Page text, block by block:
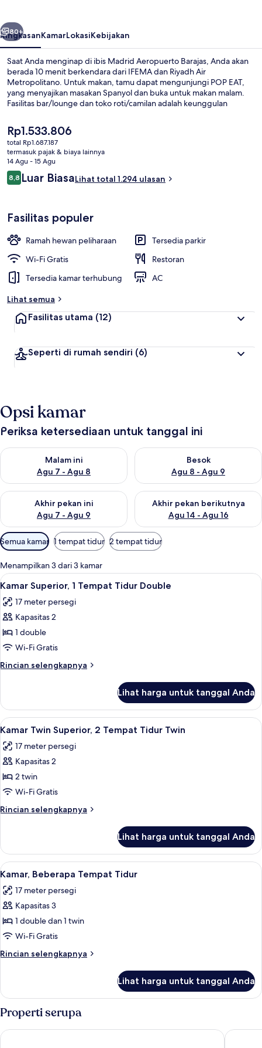
Berikutnya
80+
RingkasanKamarLokasiKebijakan
Saat Anda menginap di ibis Madrid Aeropuerto Barajas, Anda akan
berada 10 menit berkendara dari IFEMA dan Riyadh Air
Metropolitano. Untuk makan, tamu dapat mengunjungi POP EAT,
yang menyajikan masakan Spanyol dan buka untuk makan malam.
Fasilitas bar/lounge dan toko roti/camilan adalah keunggulan
transportasi umum: Stasiun Barajas hanya 10 menit dan Stasiun
Aeropuerto T1-T2-T3 hanya 15 menit.
Harga
saat
ini
Rp1.533.806
Rp1.533.806
total Rp1.687.187
termasuk pajak & biaya lainnya
14 Agu - 15 Agu
Ulasan
8,88,8 dari 10
Luar BiasaLihat total 1.294 ulasan
Fasilitas populer
Ramah hewan peliharaan
Tersedia parkir
Wi-Fi Gratis
Restoran
Tersedia kamar terhubung
AC
Lihat semua
Fasilitas utama (12)
Seperti di rumah sendiri (6)
Opsi kamar
Periksa ketersediaan untuk tanggal ini
Malam ini
Agu 7 - Agu 8
Periksa ketersediaan untuk malam ini Agu 7 - Agu 8
Besok
Agu 8 - Agu 9
Periksa ketersediaan untuk
Akhir pekan ini
Agu 7 - Agu 9
Periksa ketersediaan untuk akhir pekan ini Agu 7 - Agu 9
Akhir pekan berikutnya
Agu 14 - Agu 16
Periksa ketersediaan untuk
Filter
tersedia
untuk
kamar
Semua kamar 1 tempat tidur 2 tempat tidur
Menampilkan 3 dari 3 kamar
Lihat
semua
foto
untuk
Kamar
Superior,
1
Tempat
Double
Kamar Superior, 1 Tempat Tidur
16
Kamar Superior, 1 Tempat Tidur Double
17 meter persegi
Kapasitas 2
1 double
Wi-Fi Gratis
Rincian selengkapnya
Rincian
Kamar
Superior,
1
Tidur
Double
Lihat harga untuk tanggal Anda
Lihat
semua
foto
untuk
Kamar
Twin
Superior,
2
Tidur
Twin
Kamar Twin Superior, 2 Tempat
14
Kamar Twin Superior, 2 Tempat Tidur Twin
17 meter persegi
Kapasitas 2
2 twin
Wi-Fi Gratis
Rincian selengkapnya
Rincian
Kamar
Twin
Superior,
Tempat
Tidur
Lihat harga untuk tanggal Anda
Lihat
semua
foto
untuk
Kamar,
Beberapa
Tempat
Tidur
Kamar, Beberapa Tempat Tidur |
14
Kamar, Beberapa Tempat Tidur
17 meter persegi
Kapasitas 3
1 double dan 1 twin
Wi-Fi Gratis
Rincian selengkapnya
Rincian
Kamar,
Beberapa
Tempat
Tidur
Lihat harga untuk tanggal Anda
Properti serupa
Ibis Budget Madrid Aeropuerto ibis